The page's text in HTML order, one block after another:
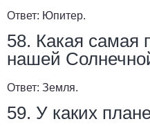
Ответ: Юпитер.
58. Какая самая
нашей
Ответ: Земля.
59. У каких